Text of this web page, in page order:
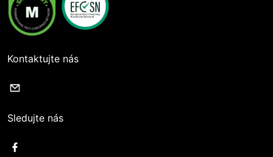
Kontaktujte nás
Sledujte nás